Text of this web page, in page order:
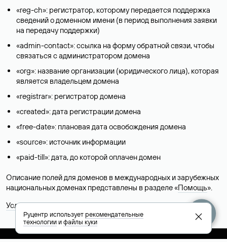
«reg-ch»: регистратор, которому передается поддержка
сведений о доменном имени (в период выполнения заявки
на передачу поддержки)
«admin-contact»: ссылка на форму обратной связи, чтобы
связаться с администратором домена
«org»: название организации (юридического лица), которая
является владельцем домена
«registrar»: регистратор домена
«created»: дата регистрации домена
«free-date»: плановая дата освобождения домена
«source»: источник информации
«paid-till»: дата, до которой оплачен домен
Описание полей для доменов в международных и зарубежных
национальных доменах представлены в разделе «Помощь».
Условия использования Whois-сервиса
Руцентр используетрекомендательные
технологииифайлы куки